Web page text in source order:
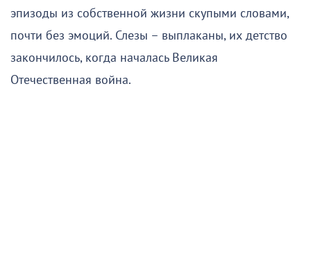
эпизоды из собственной жизни скупыми словами,
почти без эмоций. Слезы – выплаканы, их детство
закончилось, когда началась Великая
Отечественная война.